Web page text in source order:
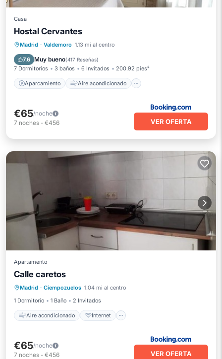
Casa
Hostal Cervantes
Madrid · Valdemoro 1.13 mi al centro
7.6 Muy bueno(417 Reseñas)
7 Dormitorios 3 baños 6 Invitados 200.92 pies²
Aparcamiento Aire acondicionado
Aparcamiento
Aire acondicionado
Internet
Se admiten mascotas
€65/noche
7 noches - €456 VER OFERTA
Apartamento
Calle caretos
Madrid · Ciempozuelos 1.04 mi al centro
1 Dormitorio
1 Baño 2 Invitados
Aire acondicionado Internet
Aire acondicionado
Se admiten mascotas
Apto para niños
€65/noche
7 noches - €456 VER OFERTA